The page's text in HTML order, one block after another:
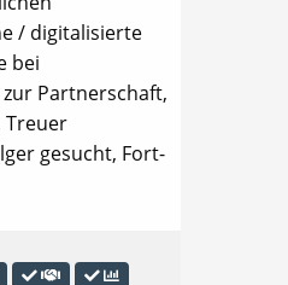
/ digitalisierte
bei
Partnerschaft,
Treuer
gesucht, Fort-